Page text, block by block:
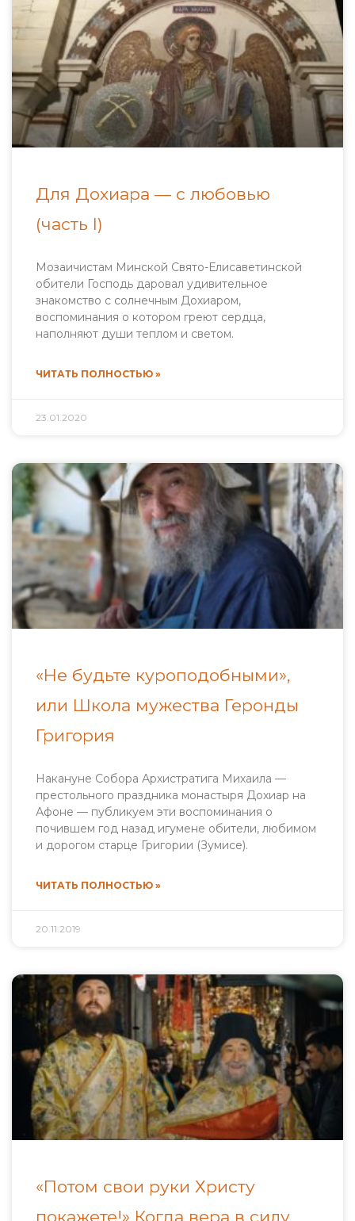
Для Дохиара — с любовью
(часть I)
Мозаичистам Минской Свято-Елисаветинской
обители Господь даровал удивительное
знакомство с солнечным Дохиаром,
воспоминания о котором греют сердца,
наполняют души теплом и светом.
ЧИТАТЬ ПОЛНОСТЬЮ »
23.01.2020
«Не будьте куроподобными»,
или Школа мужества Геронды
Григория
Накануне Собора Архистратига Михаила —
престольного праздника монастыря Дохиар на
Афоне — публикуем эти воспоминания о
почившем год назад игумене обители, любимом
и дорогом старце Григории (Зумисе).
ЧИТАТЬ ПОЛНОСТЬЮ »
20.11.2019
«Потом свои руки Христу
покажете!» Когда вера в силу